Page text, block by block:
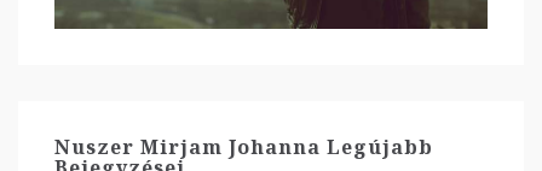
Nuszer Mirjam Johanna Legújabb